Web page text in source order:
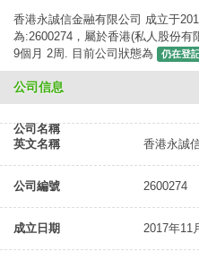
香港永誠信金融有限公司 成立于
為:2600274，屬於香港(私人股份
9個月 2周. 目前公司狀態為
仍在登
公司信息
公司名稱
英文名稱
香港永誠
公司編號 2600274
成立日期 2017年11